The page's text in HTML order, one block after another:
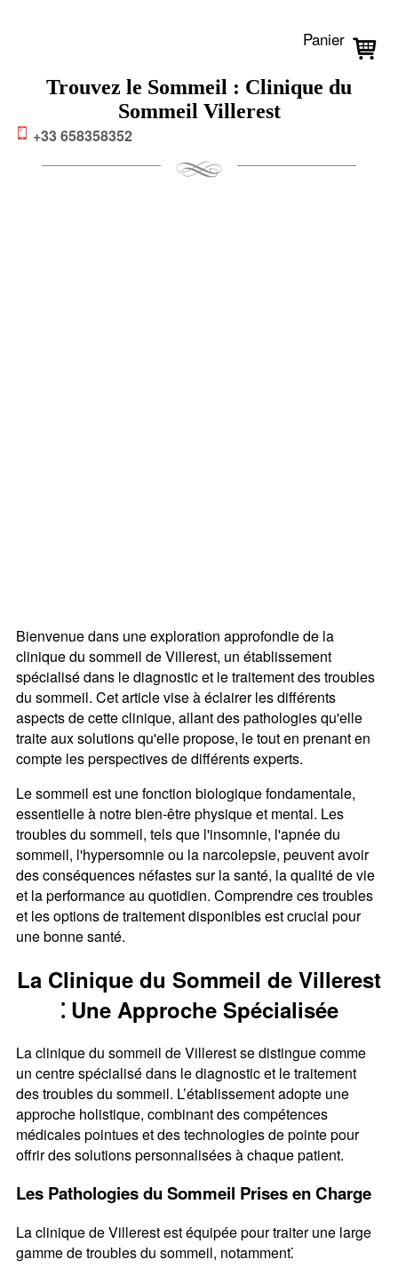
+33 658358352
Panier
Trouvez le Sommeil : Clinique du
Sommeil Villerest
Bienvenue dans une exploration approfondie de la
clinique du sommeil de Villerest, un établissement
spécialisé dans le diagnostic et le traitement des troubles
du sommeil. Cet article vise à éclairer les différents
aspects de cette clinique, allant des pathologies qu'elle
traite aux solutions qu'elle propose, le tout en prenant en
compte les perspectives de différents experts.
Le sommeil est une fonction biologique fondamentale,
essentielle à notre bien-être physique et mental. Les
troubles du sommeil, tels que l'insomnie, l'apnée du
sommeil, l'hypersomnie ou la narcolepsie, peuvent avoir
des conséquences néfastes sur la santé, la qualité de vie
et la performance au quotidien. Comprendre ces troubles
et les options de traitement disponibles est crucial pour
une bonne santé.
La Clinique du Sommeil de Villerest
⁚ Une Approche Spécialisée
La clinique du sommeil de Villerest se distingue comme
un centre spécialisé dans le diagnostic et le traitement
des troubles du sommeil. L’établissement adopte une
approche holistique, combinant des compétences
médicales pointues et des technologies de pointe pour
offrir des solutions personnalisées à chaque patient.
Les Pathologies du Sommeil Prises en Charge
La clinique de Villerest est équipée pour traiter une large
gamme de troubles du sommeil, notamment⁚